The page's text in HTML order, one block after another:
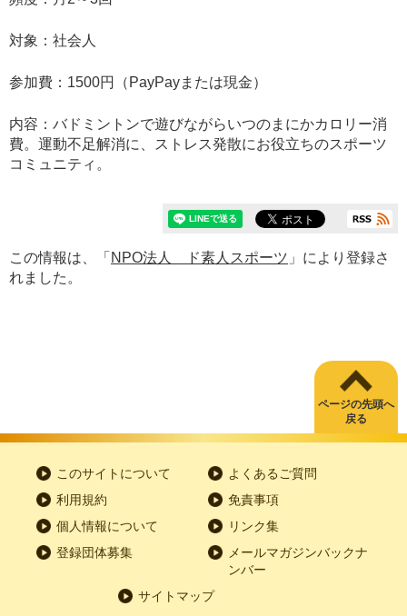
対象：社会人
参加費：1500円（PayPayまたは現金）
内容：バドミントンで遊びながらいつのまにかカロリー消
費。運動不足解消に、ストレス発散にお役立ちのスポーツ
コミュニティ。
この情報は、「 NPO法人 ド素人スポーツ 」により登録さ
れました。
ページの先頭へ
戻る
このサイトについて
よくあるご質問
利用規約
免責事項
個人情報について
リンク集
登録団体募集
メールマガジンバックナ
ンバー
サイトマップ